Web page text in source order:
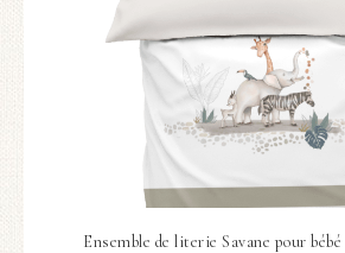
Ensemble de literie Savane pour bébé